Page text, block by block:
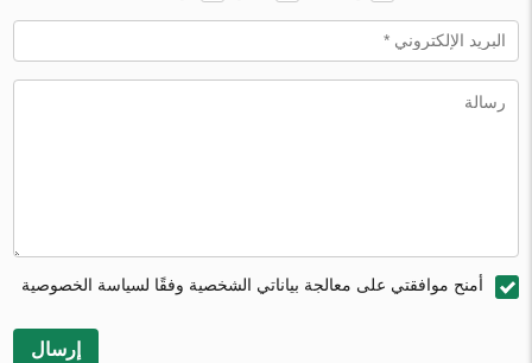
أمنح موافقتي على معالجة بياناتي الشخصية وفقًا لسياسة الخصوصية
إرسال